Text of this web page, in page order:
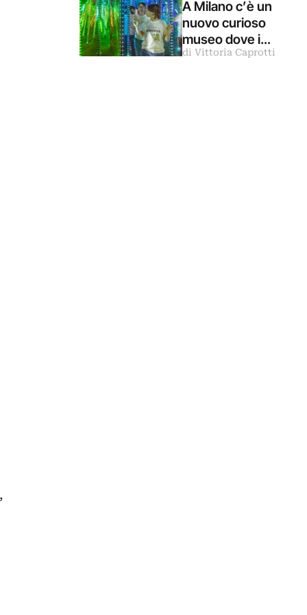
A Milano c’è un
nuovo curioso
museo dove i
nostri cinque
di Vittoria Caprotti